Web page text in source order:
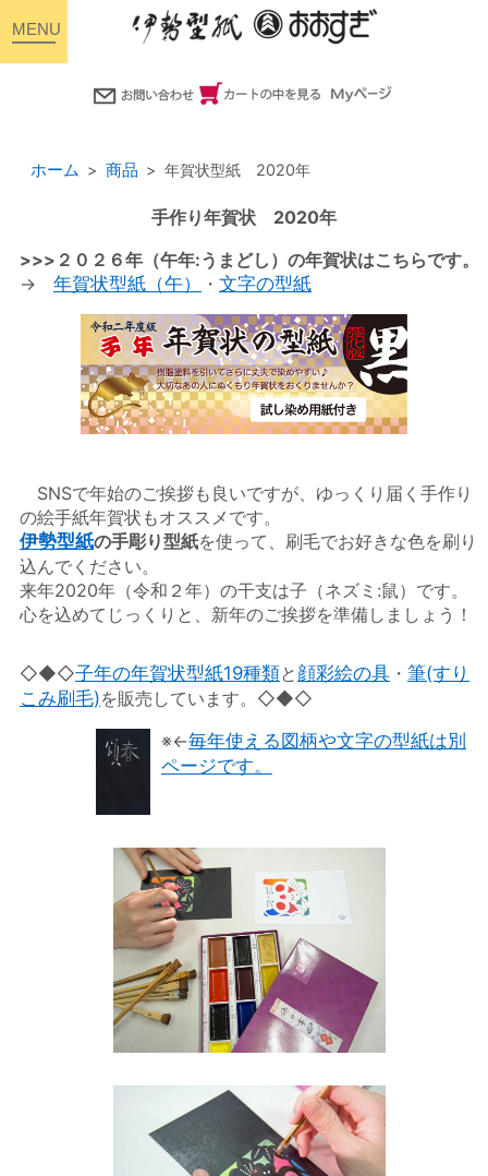
ホーム 商品 年賀状型紙 2020年
手作り年賀状 2020年
>>>２０２６年（午年:うまどし）の年賀状はこちらです。
→ 年賀状型紙（午） ・ 文字の型紙
SNSで年始のご挨拶も良いですが、ゆっくり届く手作り
の絵手紙年賀状もオススメです。
伊勢型紙の手彫り型紙を使って、刷毛でお好きな色を刷り
込んでください。
来年2020年（令和２年）の干支は子（ネズミ:鼠）です。
心を込めてじっくりと、新年のご挨拶を準備しましょう！
◇◆◇子年の年賀状型紙19種類と 顔彩絵の具 ・ 筆(すり
こみ刷毛)を販売しています。◇◆◇
※←毎年使える図柄や文字の型紙は別
ページです。
toggle
navigation